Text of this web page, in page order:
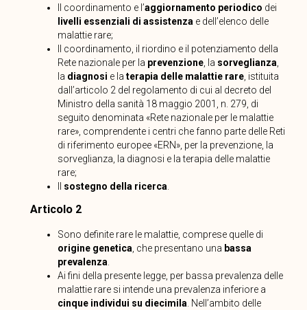
Il coordinamento e l’aggiornamento periodico dei
livelli essenziali di assistenza e dell’elenco delle
malattie rare;
Il coordinamento, il riordino e il potenziamento della
Rete nazionale per la prevenzione, la sorveglianza
la diagnosi e la terapia delle malattie rare, istituita
dall’articolo 2 del regolamento di cui al decreto del
Ministro della sanità 18 maggio 2001, n. 279, di
seguito denominata «Rete nazionale per le malattie
rare», comprendente i centri che fanno parte delle Reti
di riferimento europee «ERN», per la prevenzione, la
sorveglianza, la diagnosi e la terapia delle malattie
rare;
sostegno della ricerca
Articolo 2
Sono definite rare le malattie, comprese quelle di
origine genetica , che presentano una bassa
prevalenza
Ai fini della presente legge, per bassa prevalenza delle
malattie rare si intende una prevalenza inferiore a
cinque individui su diecimila . Nell’ambito delle